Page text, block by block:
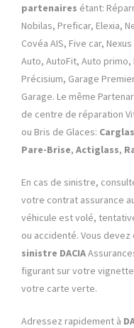
partenaires étant:
Nobilas, Preficar, Elexia,
Covéa AIS, Five car,
Auto, AutoFit, Auto
Précisium, Garage
Garage. Le même
de centre de réparation
ou Bris de Glaces:
Pare-Brise, Actiglass,
En cas de sinistre,
votre contrat assurance
véhicule est volé,
ou accidenté. Vous
sinistre DACIA
figurant sur votre
votre carte verte.
Adressez rapidement à